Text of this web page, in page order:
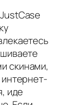
скинами,
интернет-
иде